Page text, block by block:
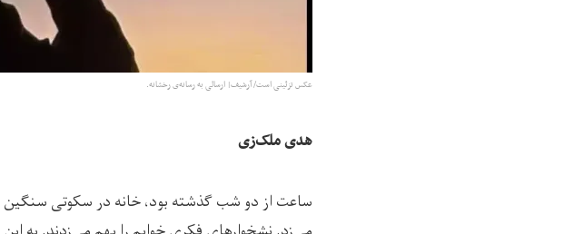
عکس تزئینی است/ آرشیف| ارسالی به رسانه‌ی رخشانه.
هدی ملک‌زی
ساعت از دو شب گذشته بود، خانه در سکوتی سنگین